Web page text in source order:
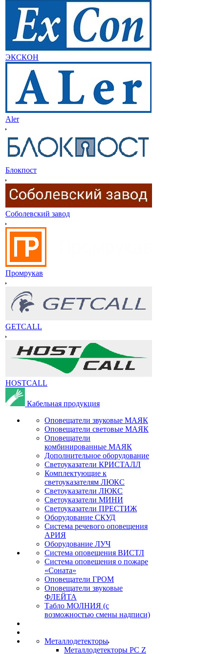
ЭКСКОН
Aler
Блокпост
Соболевский завод
Промрукав
GETCALL
HOSTCALL
Кабельная продукция
Оповещатели звуковые МАЯК
Оповещатели световые МАЯК
Оповещатели
комбинированные МАЯК
Дополнительное оборудование
Светоуказатели КРИСТАЛЛ
Комплектующие к
светоуказателям ЛЮКС
Светоуказатели ЛЮКС
Светоуказатели МИНИ
Светоуказатели ПРЕСТИЖ
Оборудование СКУД
Система речевого оповещения
АРИЯ
Оборудование ЛУЧ
Система оповещения ВИСТЛ
Система оповещения о пожаре
«Соната»
Оповещатели ГРОМ
Оповещатели звуковые
ФЛЕЙТА
Табло МОЛНИЯ (с
возможностью смены надписи)
Металлодетекторы
Металлодетекторы РС Z